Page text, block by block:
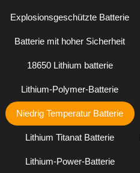
Explosionsgeschützte Batterie
Batterie mit hoher Sicherheit
18650 Lithium batterie
Lithium-Polymer-Batterie
Niedrig Temperatur Batterie
Lithium Titanat Batterie
Lithium-Power-Batterie